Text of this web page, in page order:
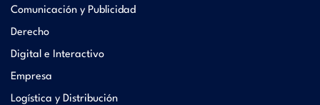
Comunicación y Publicidad
Derecho
Digital e Interactivo
Empresa
Logística y Distribución